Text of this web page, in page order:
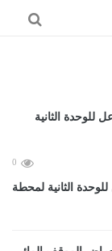
0
الثانية لمحطة